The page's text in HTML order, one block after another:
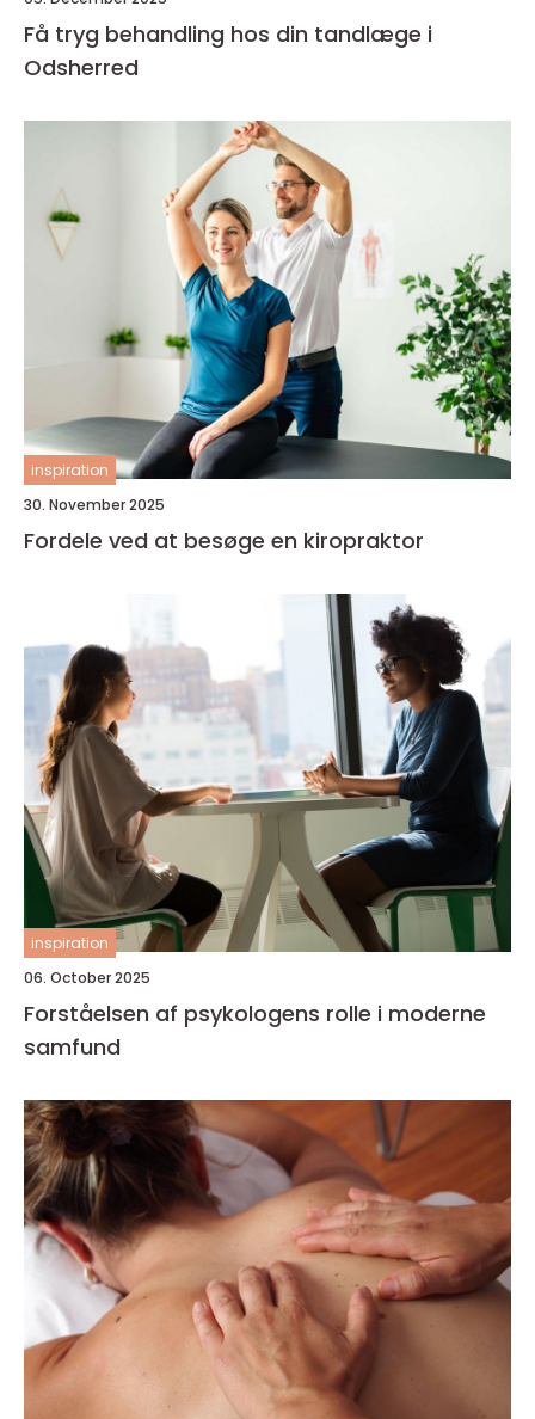
Få tryg behandling hos din tandlæge i
Odsherred
inspiration
30. November 2025
Fordele ved at besøge en kiropraktor
inspiration
06. October 2025
Forståelsen af psykologens rolle i moderne
samfund